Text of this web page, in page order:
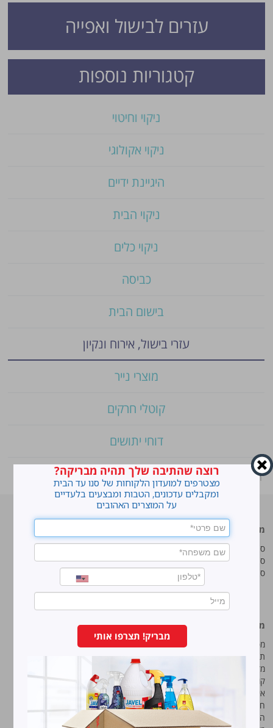
עזרים לבישול ואפייה
קטגוריות נוספות
ניקוי וחיטוי
ניקוי אקולוגי
היגיינת ידיים
ניקוי הבית
ניקוי כלים
כביסה
בישום הבית
עזרי בישול, אירוח ונקיון
מוצרי נייר
קוטלי חרקים
דוחי יתושים
פרסום הטיפ מותנה לשיקול מנהל האתר.
ראשי Shop
»סנו סושי ניילון נצמד +
סנו מפעלי ברונוס בע“מ
טל:
פקס:09-7473233
מוצרים מובילים
סנו ז'אוול סופר ג'ל
סנו ז'אוול קצף ניקוי
סנו ז'אוול אבקת ניקוי
לנקות חלונות עם חיוך
עושים סדר בארון הנעליים
טיפים והמלצות מקצועיות לשימוש
מידע נוסף
מפת אתר
תנאי שימוש באתר
מדיניות ופרטיות
קוד אתי
איכות, בטיחות וסביבה
חוק שכר שווה
הצהרת נגישות
רוצה שהתיבה שלך תהיה מבריקה?
מצטרפים למועדון הלקוחות של סנו עד הבית
ומקבלים עדכונים, הטבות ומבצעים בלעדיים
על המוצרים האהובים
מבריק! תצרפו אותי